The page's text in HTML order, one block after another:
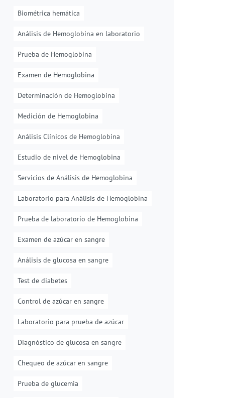
Biométrica hemática
Análisis de Hemoglobina en laboratorio
Prueba de Hemoglobina
Examen de Hemoglobina
Determinación de Hemoglobina
Medición de Hemoglobina
Análisis Clínicos de Hemoglobina
Estudio de nivel de Hemoglobina
Servicios de Análisis de Hemoglobina
Laboratorio para Análisis de Hemoglobina
Prueba de laboratorio de Hemoglobina
Examen de azúcar en sangre
Análisis de glucosa en sangre
Test de diabetes
Control de azúcar en sangre
Laboratorio para prueba de azúcar
Diagnóstico de glucosa en sangre
Chequeo de azúcar en sangre
Prueba de glucemia